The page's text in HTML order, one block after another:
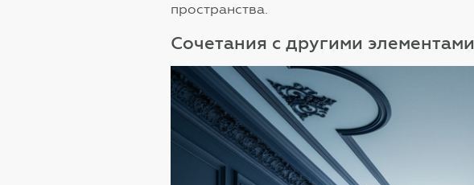
пространства.
Сочетания с другими элементами